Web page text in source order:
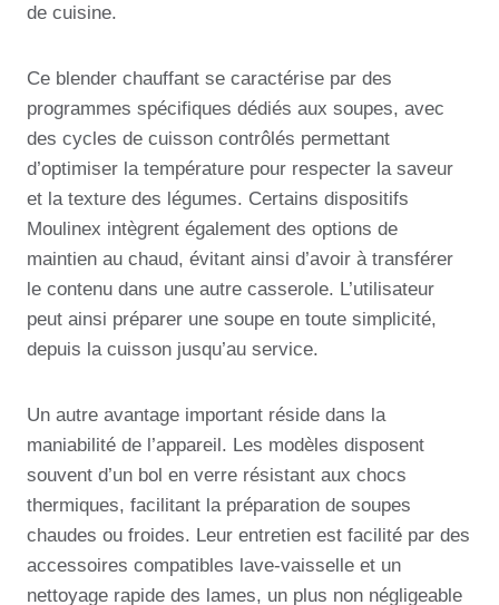
de cuisine.
Ce blender chauffant se caractérise par des
programmes spécifiques dédiés aux soupes, avec
des cycles de cuisson contrôlés permettant
d’optimiser la température pour respecter la saveur
et la texture des légumes. Certains dispositifs
Moulinex intègrent également des options de
maintien au chaud, évitant ainsi d’avoir à transférer
le contenu dans une autre casserole. L’utilisateur
peut ainsi préparer une soupe en toute simplicité,
depuis la cuisson jusqu’au service.
Un autre avantage important réside dans la
maniabilité de l’appareil. Les modèles disposent
souvent d’un bol en verre résistant aux chocs
thermiques, facilitant la préparation de soupes
chaudes ou froides. Leur entretien est facilité par des
accessoires compatibles lave-vaisselle et un
nettoyage rapide des lames, un plus non négligeable